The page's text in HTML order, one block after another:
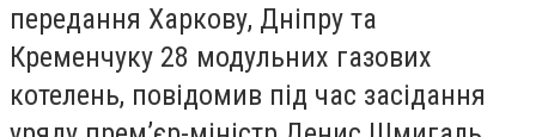
передання Харкову, Дніпру та
Кременчуку 28 модульних газових
котелень, повідомив під час засідання